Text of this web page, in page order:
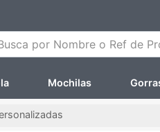
por Nombre o Ref de
Mochilas